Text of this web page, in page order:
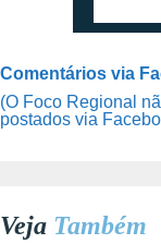
Comentários via
(O Foco Regional
postados via
Veja Também